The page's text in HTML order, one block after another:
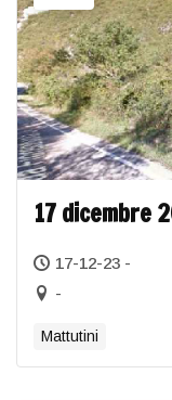
17 dicembre
17-12-23 -
-
Mattutini